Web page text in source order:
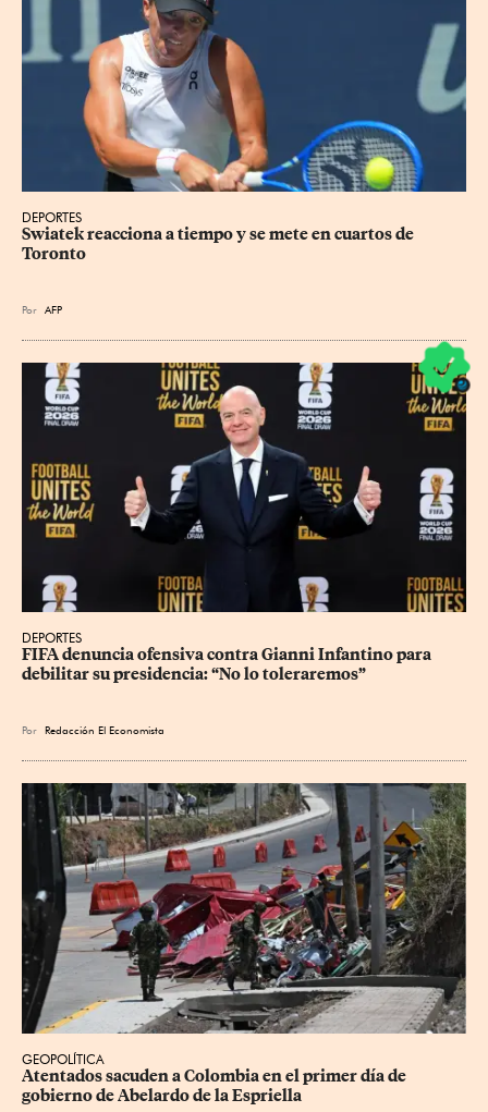
DEPORTES
Swiatek reacciona a tiempo y se mete en cuartos de
Toronto
Por AFP
DEPORTES
FIFA denuncia ofensiva contra Gianni Infantino para
debilitar su presidencia: “No lo toleraremos”
Por Redacción El Economista
GEOPOLÍTICA
Atentados sacuden a Colombia en el primer día de
gobierno de Abelardo de la Espriella